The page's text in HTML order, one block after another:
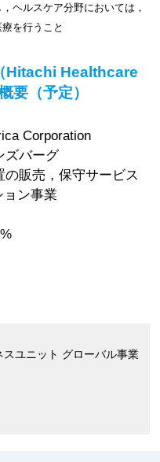
ヘルスケア分野においては，
を行うこと
Hitachi Healthcare
（予定）
Corporation
ズバーグ
販売，保守サービス
ン事業
スユニット グローバル事業